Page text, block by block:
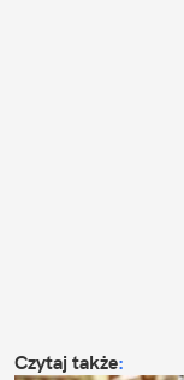
Czytaj także: